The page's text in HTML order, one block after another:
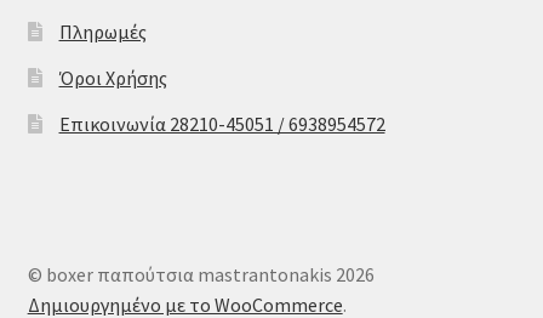
Πληρωμές
Όροι Χρήσης
Επικοινωνία 28210-45051 / 6938954572
© boxer παπούτσια mastrantonakis 2026
Δημιουργημένο με το WooCommerce.